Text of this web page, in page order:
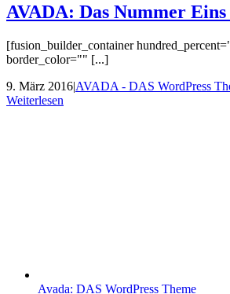
AVADA: Das Nummer
[fusion_builder_container
border_color="" [...]
9. März 2016|AVADA - DAS WordPress
Weiterlesen
Avada: DAS WordPress Theme